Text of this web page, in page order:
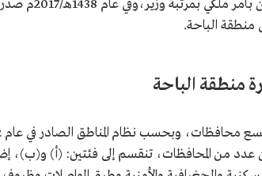
وزير،وفي عام 1438هـ/2017م صدر أمر ملكي بتعيين
منطقة الباحة.
منطقة الباحة
عدد من المحافظات، تنقسم إلى فئتين: (أ) و(ب)،